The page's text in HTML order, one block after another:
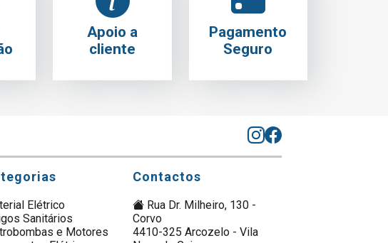
Apoio a
cliente
Pagamento
Seguro
Elétrico
Sanitários
e Motores
Contactos
Rua Dr. Milheiro, 130 -
Corvo
4410-325 Arcozelo - Vila